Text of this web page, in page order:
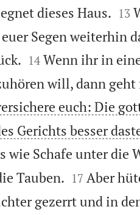
dieses Haus.
13
Segen weiterhin

14 Wenn ihr in
will, dann
euch: Die
Gerichts besser
wie Schafe unter die
Tauben.
17 Aber
gezerrt und in